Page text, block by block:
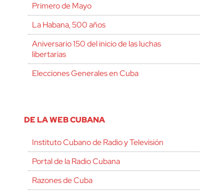
Primero de Mayo
La Habana, 500 años
Aniversario 150 del inicio de las luchas
libertarias
Elecciones Generales en Cuba
DE LA WEB CUBANA
Instituto Cubano de Radio y Televisión
Portal de la Radio Cubana
Razones de Cuba